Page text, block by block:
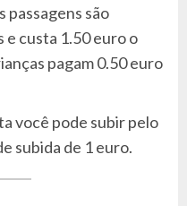
passagens são
e custa 1.50 euro o
pagam 0.50 euro
você pode subir pelo
subida de 1 euro.